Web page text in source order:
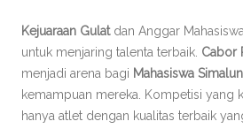
Kejuaraan Gulatdan Anggar
untuk menjaring talenta terbaik. Cabor
menjadi arena bagi Mahasiswa
kemampuan mereka. Kompetisi yang
hanya atlet dengan kualitas terbaik